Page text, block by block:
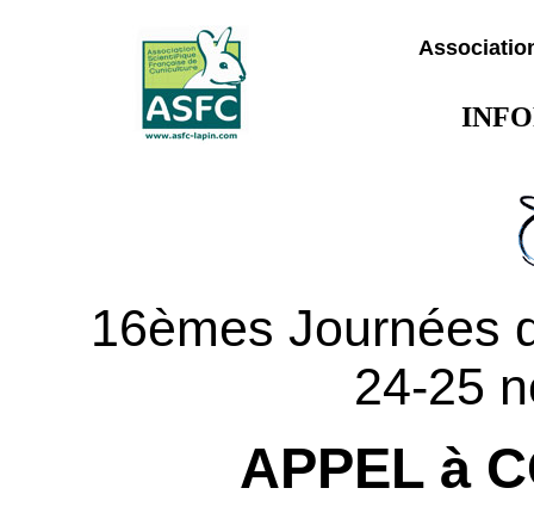
16èmes Journées
24-25
APPEL à